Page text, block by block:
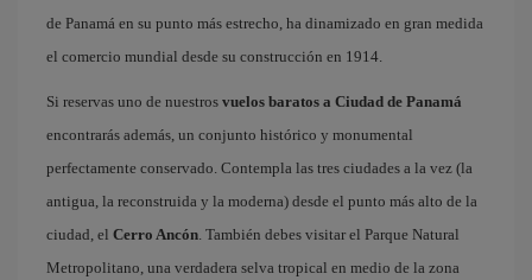
de Panamá en su punto más estrecho, ha dinamizado en gran medida
el comercio mundial desde su construcción en 1914.
Si reservas uno de nuestros vuelos baratos a Ciudad de Panamá
encontrarás además, un conjunto histórico y monumental
perfectamente conservado. Contempla las tres ciudades a la vez (la
antigua, la reconstruida y la moderna) desde el punto más alto de la
ciudad, el Cerro Ancón . También debes visitar el Parque Natural
Metropolitano, una verdadera selva tropical en medio de la zona